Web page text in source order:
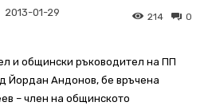
2013-01-29 0
214
и общински ръководител на ПП
Йордан Андонов, бе връчена
– член на общинското